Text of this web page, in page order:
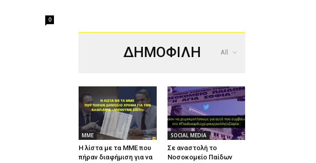
0
ΔΗΜΟΦΙΛΗ All
ΜΜΕ
Η λίστα με τα ΜΜΕ που
πήραν διαφήμιση για να
SOCIAL MEDIA
Σε αναστολή το
Νοσοκομείο Παίδων